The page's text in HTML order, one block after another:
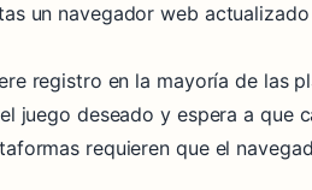
un navegador web
registro en la mayoría de las
juego deseado y espera a que
requieren que el